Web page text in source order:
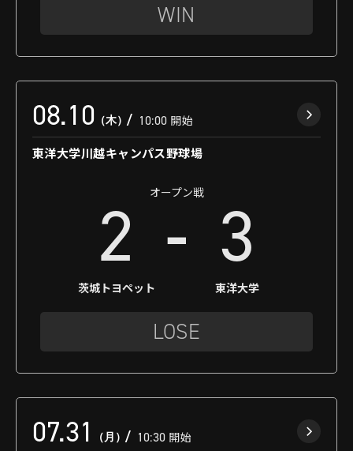
WIN
08.10 （木） 10:00 開始
東洋大学川越キャンパス野球場
オープン戦
2
茨城トヨペット
- 3
東洋大学
LOSE
07.31 （月） 10:30 開始